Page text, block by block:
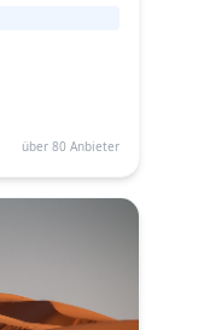
über 80 Anbieter